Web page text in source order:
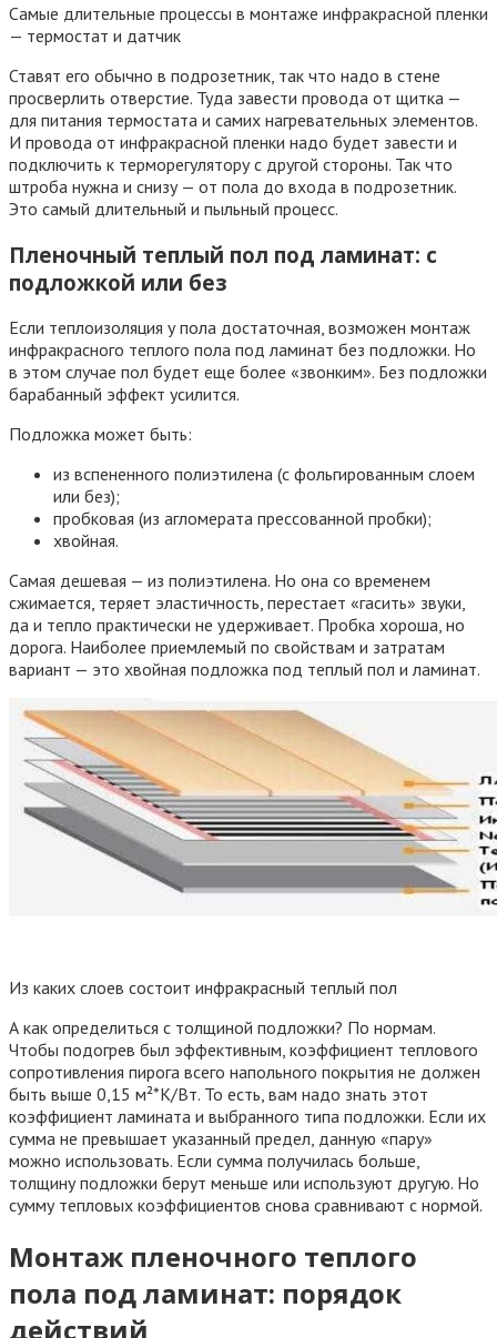
Самые длительные процессы в монтаже инфракрасной пленки
— термостат и датчик
Ставят его обычно в подрозетник, так что надо в стене
просверлить отверстие. Туда завести провода от щитка —
для питания термостата и самих нагревательных элементов.
И провода от инфракрасной пленки надо будет завести и
подключить к терморегулятору с другой стороны. Так что
штроба нужна и снизу — от пола до входа в подрозетник.
Это самый длительный и пыльный процесс.
Пленочный теплый пол под ламинат: с
подложкой или без
Если теплоизоляция у пола достаточная, возможен монтаж
инфракрасного теплого пола под ламинат без подложки. Но
в этом случае пол будет еще более «звонким». Без подложки
барабанный эффект усилится.
Подложка может быть:
из вспененного полиэтилена (с фольгированным слоем
или без);
пробковая (из агломерата прессованной пробки);
хвойная.
Самая дешевая — из полиэтилена. Но она со временем
сжимается, теряет эластичность, перестает «гасить» звуки,
да и тепло практически не удерживает. Пробка хороша, но
дорога. Наиболее приемлемый по свойствам и затратам
вариант — это хвойная подложка под теплый пол и ламинат.
Из каких слоев состоит инфракрасный теплый пол
А как определиться с толщиной подложки? По нормам.
Чтобы подогрев был эффективным, коэффициент теплового
сопротивления пирога всего напольного покрытия не должен
быть выше 0,15 м²*K/Вт. То есть, вам надо знать этот
коэффициент ламината и выбранного типа подложки. Если их
сумма не превышает указанный предел, данную «пару»
можно использовать. Если сумма получилась больше,
толщину подложки берут меньше или используют другую. Но
сумму тепловых коэффициентов снова сравнивают с нормой.
Монтаж пленочного теплого
пола под ламинат: порядок
действий